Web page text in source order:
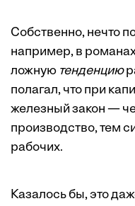
Собственно, нечто
например, в
ложную тенденцию
полагал, что при
железный закон —
производство, тем
рабочих.
Казалось бы, это